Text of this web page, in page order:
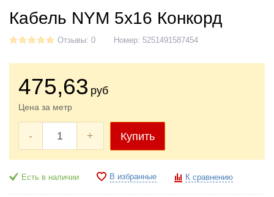
Кабель NYM 5x16 Конкорд
Отзывы: 0 Номер: 5251491587454
475,63 руб
Цена за метр
- + Купить
Есть в наличии В избранные К сравнению